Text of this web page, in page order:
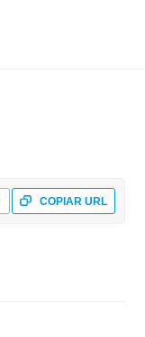
COPIAR URL